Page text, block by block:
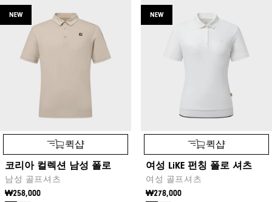
NEW
퀵샵
코리아 컬렉션 남성 폴로
남성 골프셔츠
₩258,000
NEW
퀵샵
여성 LiKE 펀칭 폴로 셔츠
여성 골프셔츠
₩278,000